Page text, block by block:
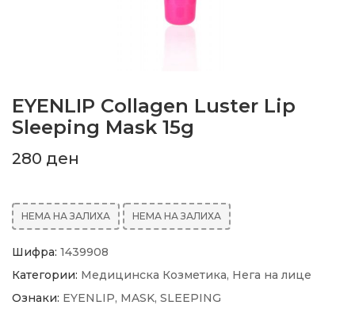
EYENLIP Collagen Luster Lip
Sleeping Mask 15g
280 ден
НЕМА НА ЗАЛИХА НЕМА НА ЗАЛИХА
Шифра: 1439908
Категории: Медицинска Козметика, Нега на лице
Ознаки: EYENLIP, MASK, SLEEPING